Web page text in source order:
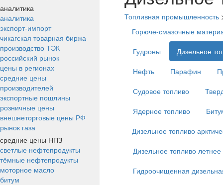
аналитика
аналитика
экспорт-импорт
чикагская товарная биржа
производство ТЭК
российский рынок
цены в регионах
средние цены
производителей
экспортные пошлины
розничные цены
внешнеторговые цены РФ
рынок газа
средние цены НПЗ
светлые нефтепродукты
тёмные нефтепродукты
моторное масло
битум
Топливная промышленность
Горюче-смазочные
Гудроны
Дизельное
Нефть
Парафин
Судовое топливо
Ядерное топливо
Дизельное топливо
Дизельное топливо летнее
Гидроочищенная